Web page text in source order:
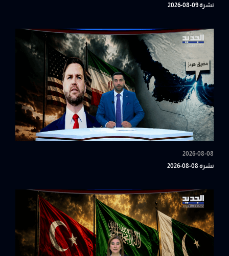
نشرة 09-08-2026
2026-08-08
نشرة 08-08-2026